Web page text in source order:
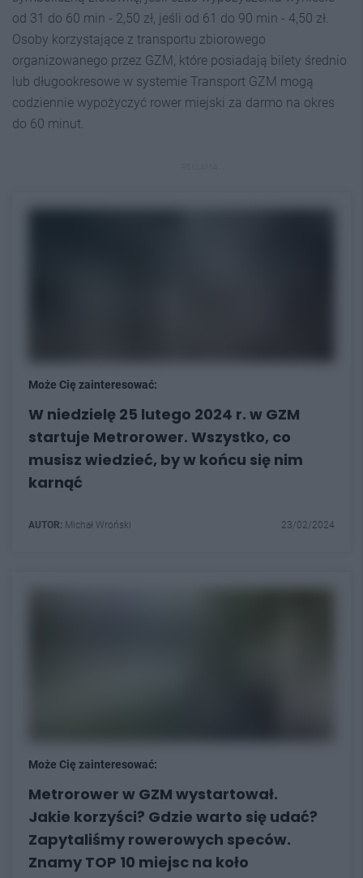
od 31 do 60 min - 2,50 zł, jeśli od 61 do 90 min - 4,50 zł.
Osoby korzystające z transportu zbiorowego
organizowanego przez GZM, które posiadają bilety średnio
lub długookresowe w systemie Transport GZM mogą
codziennie wypożyczyć rower miejski za darmo na okres
do 60 minut.
Może Cię zainteresować:
W niedzielę 25 lutego 2024 r. w GZM
startuje Metrorower. Wszystko, co
musisz wiedzieć, by w końcu się nim
karnąć
AUTOR: Michał Wroński 23/02/2024
Może Cię zainteresować:
Metrorower w GZM wystartował.
Jakie korzyści? Gdzie warto się udać?
Zapytaliśmy rowerowych speców.
Znamy TOP 10 miejsc na koło